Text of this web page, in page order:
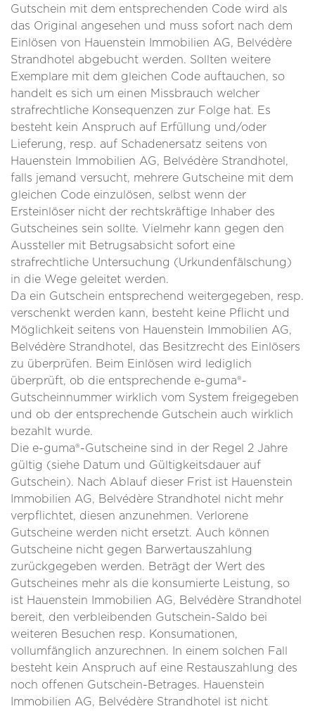
Gutschein mit dem entsprechenden Code wird als
das Original angesehen und muss sofort nach dem
Einlösen von Hauenstein Immobilien AG, Belvédère
Strandhotel abgebucht werden. Sollten weitere
Exemplare mit dem gleichen Code auftauchen, so
handelt es sich um einen Missbrauch welcher
strafrechtliche Konsequenzen zur Folge hat. Es
besteht kein Anspruch auf Erfüllung und/oder
Lieferung, resp. auf Schadenersatz seitens von
Hauenstein Immobilien AG, Belvédère Strandhotel,
falls jemand versucht, mehrere Gutscheine mit dem
gleichen Code einzulösen, selbst wenn der
Ersteinlöser nicht der rechtskräftige Inhaber des
Gutscheines sein sollte. Vielmehr kann gegen den
Aussteller mit Betrugsabsicht sofort eine
strafrechtliche Untersuchung (Urkundenfälschung)
in die Wege geleitet werden.
Da ein Gutschein entsprechend weitergegeben, resp.
verschenkt werden kann, besteht keine Pflicht und
Möglichkeit seitens von Hauenstein Immobilien AG,
Belvédère Strandhotel, das Besitzrecht des Einlösers
zu überprüfen. Beim Einlösen wird lediglich
überprüft, ob die entsprechende e-guma®-
Gutscheinnummer wirklich vom System freigegeben
und ob der entsprechende Gutschein auch wirklich
bezahlt wurde.
Die e-guma®-Gutscheine sind in der Regel 2 Jahre
gültig (siehe Datum und Gültigkeitsdauer auf
Gutschein). Nach Ablauf dieser Frist ist Hauenstein
Immobilien AG, Belvédère Strandhotel nicht mehr
verpflichtet, diesen anzunehmen. Verlorene
Gutscheine werden nicht ersetzt. Auch können
Gutscheine nicht gegen Barwertauszahlung
zurückgegeben werden. Beträgt der Wert des
Gutscheines mehr als die konsumierte Leistung, so
ist Hauenstein Immobilien AG, Belvédère Strandhotel
bereit, den verbleibenden Gutschein-Saldo bei
weiteren Besuchen resp. Konsumationen,
vollumfänglich anzurechnen. In einem solchen Fall
besteht kein Anspruch auf eine Restauszahlung des
noch offenen Gutschein-Betrages. Hauenstein
Immobilien AG, Belvédère Strandhotel ist nicht